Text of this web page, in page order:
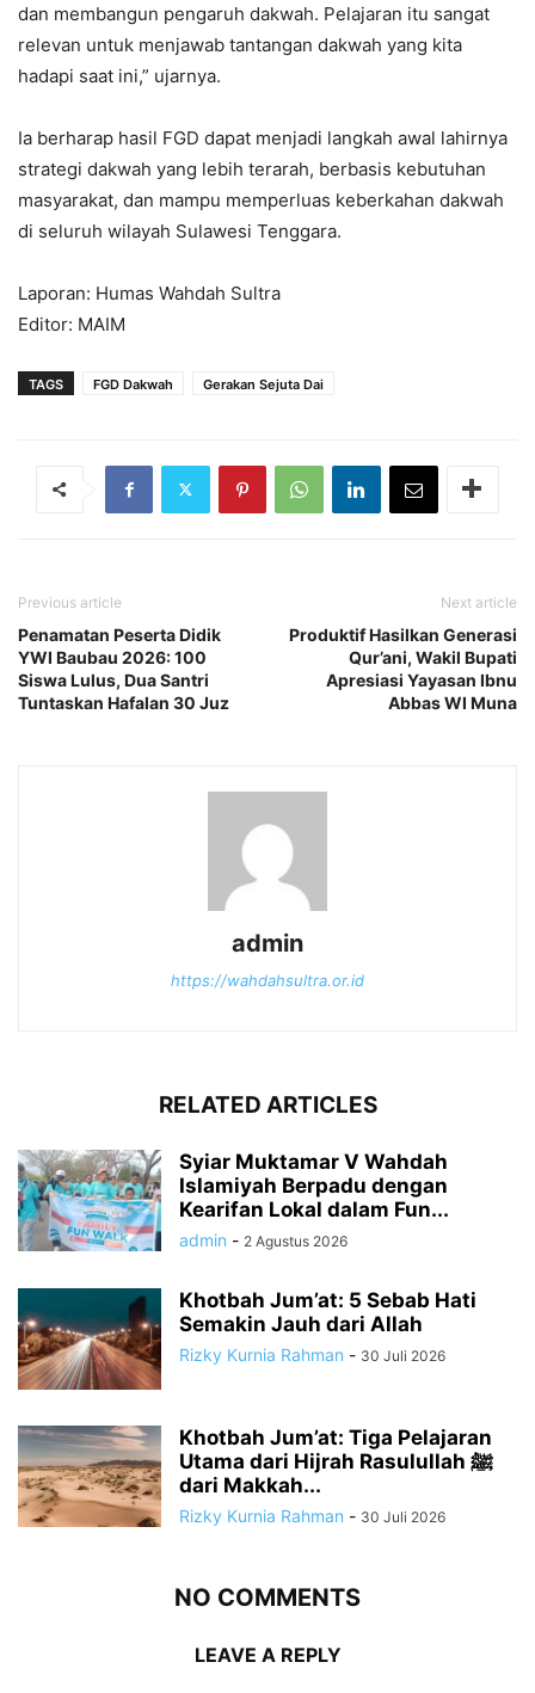
dan membangun pengaruh dakwah. Pelajaran itu sangat
relevan untuk menjawab tantangan dakwah yang kita
hadapi saat ini,” ujarnya.
Ia berharap hasil FGD dapat menjadi langkah awal lahirnya
strategi dakwah yang lebih terarah, berbasis kebutuhan
masyarakat, dan mampu memperluas keberkahan dakwah
di seluruh wilayah Sulawesi Tenggara.
Laporan: Humas Wahdah Sultra
Editor: MAIM
TAGS FGD Dakwah Gerakan Sejuta Dai
Previous article
Penamatan Peserta Didik
YWI Baubau 2026: 100
Siswa Lulus, Dua Santri
Tuntaskan Hafalan 30 Juz
Next article
Produktif Hasilkan Generasi
Qur’ani, Wakil Bupati
Apresiasi Yayasan Ibnu
Abbas WI Muna
admin
https://wahdahsultra.or.id
RELATED ARTICLES
Syiar Muktamar V Wahdah
Islamiyah Berpadu dengan
Kearifan Lokal dalam Fun...
admin - 2 Agustus 2026
Khotbah Jum’at: 5 Sebab Hati
Semakin Jauh dari Allah
Rizky Kurnia Rahman - 30 Juli 2026
Khotbah Jum’at: Tiga Pelajaran
Utama dari Hijrah Rasulullah ﷺ
dari Makkah...
Rizky Kurnia Rahman - 30 Juli 2026
NO COMMENTS
LEAVE A REPLY